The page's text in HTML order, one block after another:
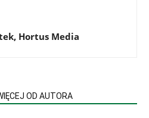
Hortus Media
OD AUTORA